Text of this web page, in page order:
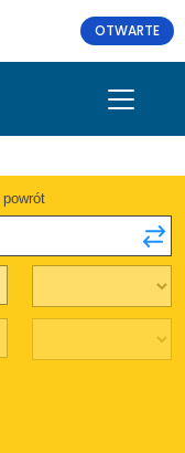
OTWARTE